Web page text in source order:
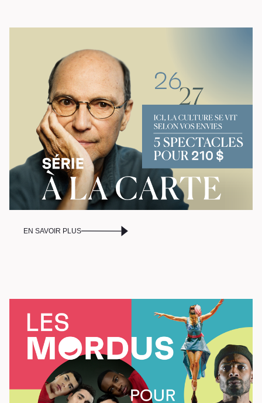
Communauté UdeS
Carte blanche
Passeurs culturels
La FameUSe
Salles
Location salles et
espaces
Loggias
Stationnement
Nous joindre
L’équipe
Emplois
Demandes de dons et de
commandites
EN SAVOIR PLUS